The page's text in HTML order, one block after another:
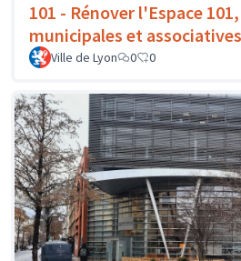
101 - Rénover l'Espace
municipales et associatives
Ville de Lyon 0 0